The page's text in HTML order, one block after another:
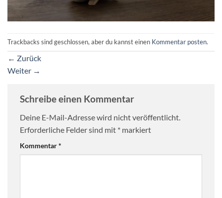
Trackbacks sind geschlossen, aber du kannst einen Kommentar posten.
← Zurück
Weiter →
Schreibe einen Kommentar
Deine E-Mail-Adresse wird nicht veröffentlicht.
Erforderliche Felder sind mit * markiert
Kommentar*